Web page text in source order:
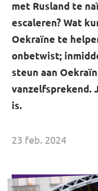
Volt Provincie
...alle Volt provincies
Doneer
Word lid
Word actief
Doneer
met Rusland te
escaleren? Wat
Oekraïne te
onbetwist;
steun aan
vanzelfsprekend.
is.
23 feb. 2024